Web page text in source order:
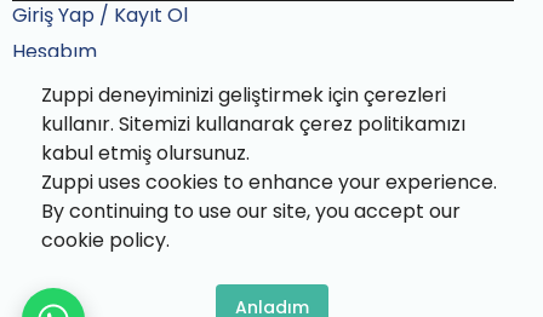
Zuppi deneyiminizi geliştirmek için çerezleri
kullanır. Sitemizi kullanarak çerez politikamızı
kabul etmiş olursunuz.
Zuppi uses cookies to enhance your experience.
By continuing to use our site, you accept our
cookie policy.
Anladım
Giriş Yap / Kayıt Ol
Hesabım
Siparişlerim
Sipariş Takip
Zuppi© 2025 Tüm hakları saklıdır. Bu site Zuppi ekibi
tarafından özenle paketlenmiştir.